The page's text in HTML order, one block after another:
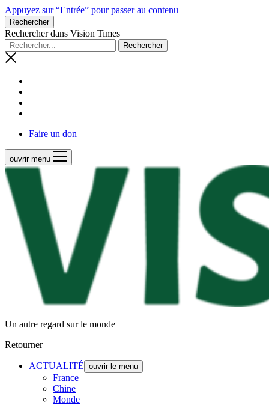
Appuyez sur “Entrée” pour passer au contenu
Rechercher
Rechercher dans Vision Times
Faire un don
ouvrir menu
Un autre regard sur le monde
Retourner
ACTUALITÉ ouvrir le menu
France
Chine
Monde